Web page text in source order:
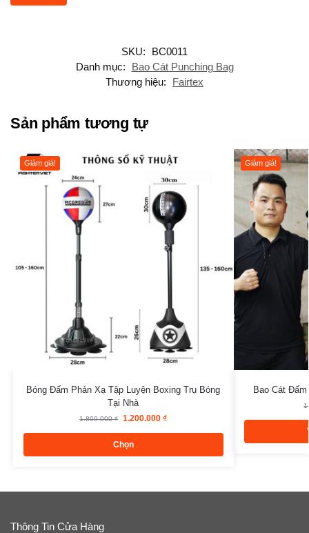
SKU:
BC0011
Danh mục:
Bao Cát Punching Bag
Thương hiệu:
Fairtex
Sản phẩm tương tự
Giảm giá!
Bóng Đấm Phản Xạ Tập Luyện Boxing Trụ Bóng
Tại Nhà
1.800.000₫ 1.200.000₫
Chọn
Giảm giá!
Bao Cát
Thông Tin Cửa Hàng